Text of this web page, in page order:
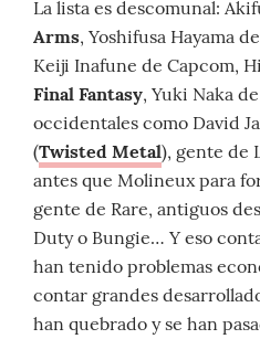
La lista es descomunal:
Arms, Yoshifusa Hayama de
Keiji Inafune de Capcom,
Final Fantasy, Yuki Naka de
occidentales como David
(Twisted Metal), gente de
antes que Molineux para
gente de Rare, antiguos
Duty o Bungie… Y eso
han tenido problemas
contar grandes
han quebrado y se han